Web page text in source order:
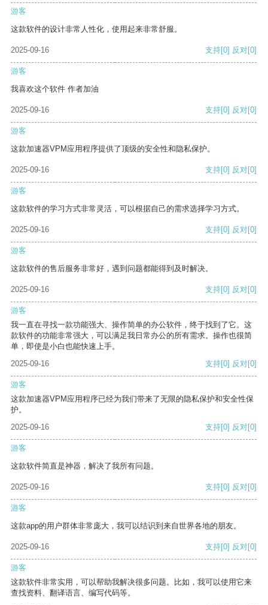
游客
这款软件的设计非常人性化，使用起来非常舒服。
2025-09-16 支持[0] 反对[0]
游客
我喜欢这个软件 作者加油
2025-09-16 支持[0] 反对[0]
游客
这款加速器VPM应用程序提供了顶级的安全性和隐私保护。
2025-09-16 支持[0] 反对[0]
游客
这款软件的学习方式非常灵活，可以根据自己的需求选择学习方式。
2025-09-16 支持[0] 反对[0]
游客
这款软件的售后服务非常好，遇到问题都能得到及时解决。
2025-09-16 支持[0] 反对[0]
游客
我一直在寻找一款功能强大、操作简单的办公软件，终于找到了它。这
款软件的功能非常强大，可以满足我日常办公的所有需求。操作也很简
单，即使是小白也能快速上手。
2025-09-16
支持[0] 反对[0]
游客
这款加速器VPM应用程序已经为我们带来了无限的隐私保护和安全性保
护。
2025-09-16
支持[0] 反对[0]
游客
这款软件简直是神器，解决了我所有问题。
2025-09-16 支持[0] 反对[0]
游客
这款app的用户群体非常庞大，我可以结识到来自世界各地的朋友。
2025-09-16 支持[0] 反对[0]
游客
这款软件非常实用，可以帮助我解决很多问题。比如，我可以使用它来
查找资料、翻译语言、编写代码等。